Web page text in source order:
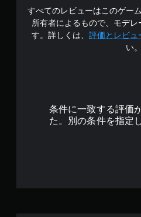
すべてのレビューはこのゲー
所有者によるもので、モデ
す。詳しくは、 評価とレビュ
い。
条件に一致する評価
た。別の条件を指定